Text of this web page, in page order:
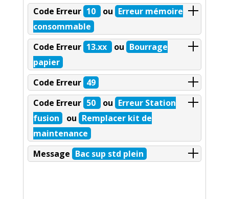
Code Erreur 10 ou Erreur mémoire
consommable
Code Erreur 13.xx ou Bourrage
papier
Code Erreur 49
Code Erreur 50 ou Erreur Station
fusion
ou Remplacer kit de
maintenance
Message Bac sup std plein